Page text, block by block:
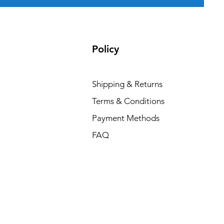
Policy
Shipping & Returns
Terms & Conditions
Payment Methods
FAQ